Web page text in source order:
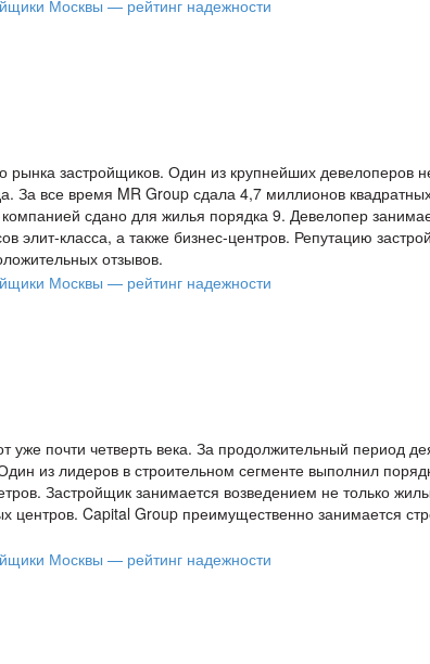
рынка застройщиков. Один из крупнейших девелоперов
За все время MR Group сдала 4,7 миллионов
сдано для жилья порядка 9. Девелопер
элит-класса, а также бизнес-центров. Репутацию
отзывов.
уже почти четверть века. За продолжительный период
из лидеров в строительном сегменте выполнил
Застройщик занимается возведением не только
центров. Capital Group преимущественно занимается